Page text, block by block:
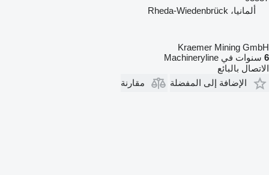
ألمانيا، Rheda-Wiedenbrück
Kraemer Mining GmbH
6 سنوات في Machineryline
الاتصال بالبائع
الإضافة إلى المفضلة
مقارنة